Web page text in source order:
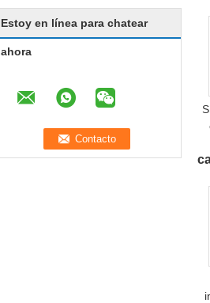
Estoy en línea para chatear
ahora